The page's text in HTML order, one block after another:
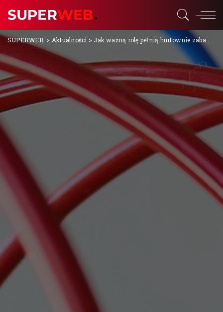
SUPERWEB. > Aktualności > Jak ważną rolę pełnią hurtownie zabawek?